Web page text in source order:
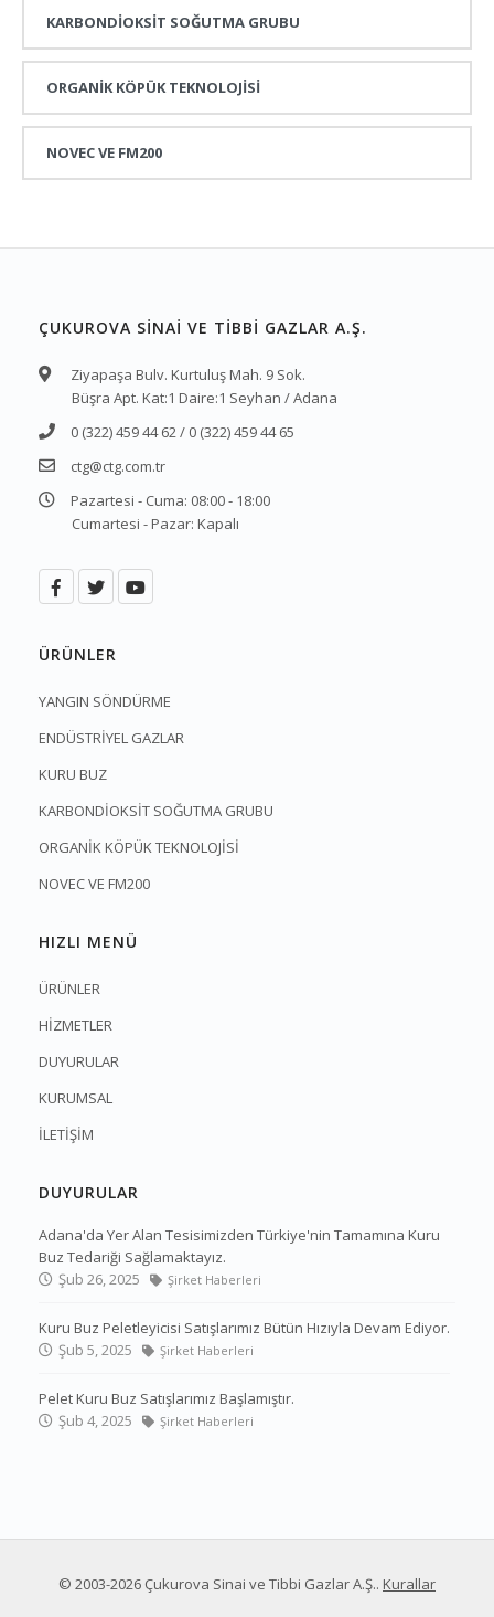
KARBONDİOKSİT SOĞUTMA GRUBU
ORGANİK KÖPÜK TEKNOLOJİSİ
NOVEC VE FM200
ÇUKUROVA SİNAİ VE TİBBİ GAZLAR A.Ş.
Ziyapaşa Bulv. Kurtuluş Mah. 9 Sok.
Büşra Apt. Kat:1 Daire:1 Seyhan / Adana
0 (322) 459 44 62 / 0 (322) 459 44 65
ctg@ctg.com.tr
Pazartesi - Cuma: 08:00 - 18:00
Cumartesi - Pazar: Kapalı
ÜRÜNLER
YANGIN SÖNDÜRME
ENDÜSTRİYEL GAZLAR
KURU BUZ
KARBONDİOKSİT SOĞUTMA GRUBU
ORGANİK KÖPÜK TEKNOLOJİSİ
NOVEC VE FM200
HIZLI MENÜ
ÜRÜNLER
HİZMETLER
DUYURULAR
KURUMSAL
İLETİŞİM
DUYURULAR
Adana'da Yer Alan Tesisimizden Türkiye'nin Tamamına Kuru
Buz Tedariği Sağlamaktayız.
Şub 26, 2025
Şirket Haberleri
Kuru Buz Peletleyicisi Satışlarımız Bütün Hızıyla Devam Ediyor.
Şub 5, 2025
Şirket Haberleri
Pelet Kuru Buz Satışlarımız Başlamıştır.
Şub 4, 2025
Şirket Haberleri
© 2003-2026 Çukurova Sinai ve Tibbi Gazlar A.Ş.. Kurallar